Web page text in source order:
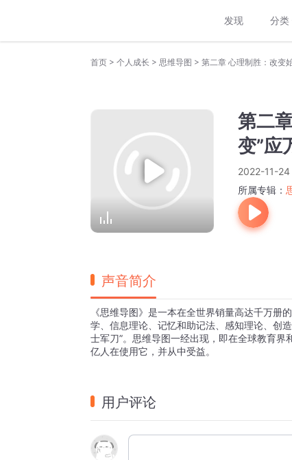
发现 分类
首页 > 个人成长 > 思维导图 > 第二章 心理制胜：改变
第二
变”应
2022-11-24
所属专辑：
声音简介
《思维导图》是一本在全世界销量高达千万
学、信息理论、记忆和助记法、感知理论、创
士军刀”。思维导图一经出现，即在全球教育
亿人在使用它，并从中受益。
用户评论